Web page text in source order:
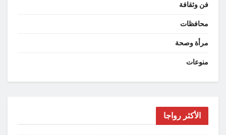
فن وثقافة
محافظات
مرأة وصحة
منوعات
الأكثر رواجا